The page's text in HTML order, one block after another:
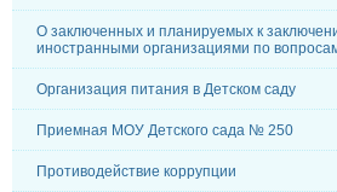
О заключенных и планируемых к
иностранными организациями по
Организация питания в Детском саду
Приемная МОУ Детского сада № 250
Противодействие коррупции